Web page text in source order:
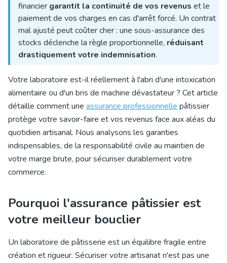
financier garantit la continuité de vos revenus et le
paiement de vos charges en cas d'arrêt forcé. Un contrat
mal ajusté peut coûter cher : une sous-assurance des
stocks déclenche la règle proportionnelle, réduisant
drastiquement votre indemnisation.
Votre laboratoire est-il réellement à l'abri d'une intoxication
alimentaire ou d'un bris de machine dévastateur ? Cet article
détaille comment une assurance professionnelle pâtissier
protège votre savoir-faire et vos revenus face aux aléas du
quotidien artisanal. Nous analysons les garanties
indispensables, de la responsabilité civile au maintien de
votre marge brute, pour sécuriser durablement votre
commerce.
Pourquoi l'assurance pâtissier est
votre meilleur bouclier
Un laboratoire de pâtisserie est un équilibre fragile entre
création et rigueur. Sécuriser votre artisanat n'est pas une